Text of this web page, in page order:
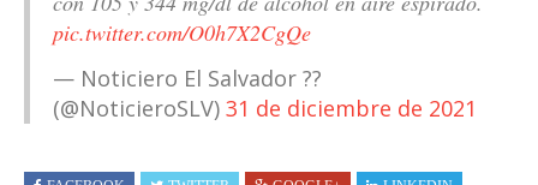
pic.twitter.com/O0h7X2CgQe
— Noticiero El Salvador ??
(@NoticieroSLV) 31 de diciembre de 2021